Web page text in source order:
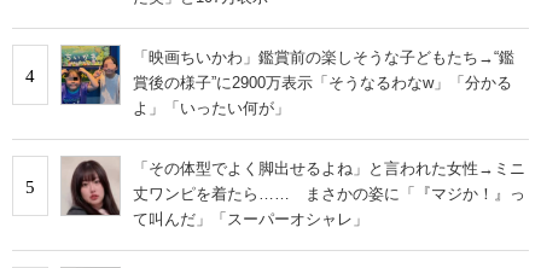
4
「映画ちいかわ」鑑賞前の楽しそうな子どもたち→“鑑
賞後の様子”に2900万表示「そうなるわなw」「分かる
よ」「いったい何が」
5
「その体型でよく脚出せるよね」と言われた女性→ミニ
丈ワンピを着たら…… まさかの姿に「『マジか！』っ
て叫んだ」「スーパーオシャレ」